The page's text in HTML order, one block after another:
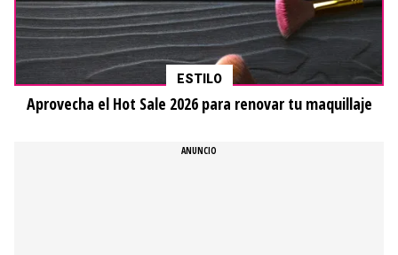
ESTILO
Aprovecha el Hot Sale 2026 para renovar tu maquillaje